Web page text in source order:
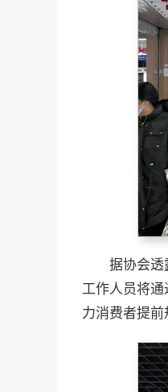
据协会透
工作人员将
力消费者提前